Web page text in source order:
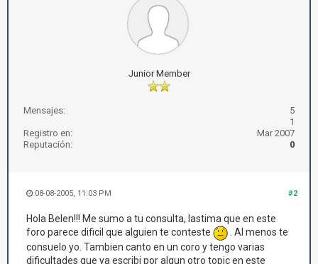
Junior Member
Mensajes:
5
1
Registro en:
Mar 2007
Reputación:
0
#2
08-08-2005, 11:03 PM
Hola Belen!!! Me sumo a tu consulta, lastima que en este
foro parece dificil que alguien te conteste
. Al menos te
consuelo yo. Tambien canto en un coro y tengo varias
dificultades que ya escribi por algun otro topic en este